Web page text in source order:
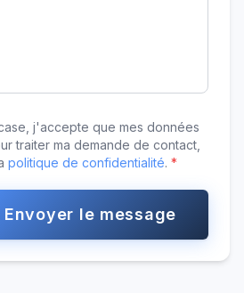
j'accepte que mes données
traiter ma demande de contact,
politique de confidentialité. *
Envoyer le message